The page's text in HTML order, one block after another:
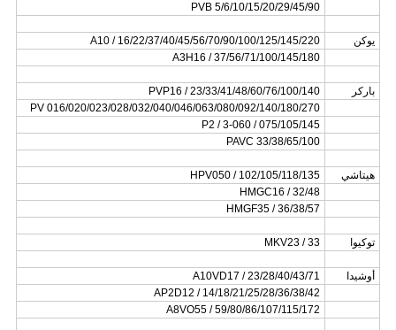
PVB 5/6/10/15/20/29/45/90
يوكن
A10 / 16/22/37/40/45/56/70/90/100/125/145/220
A3H16 / 37/56/71/100/145/180
باركر
PVP16 / 23/33/41/48/60/76/100/140
PV 016/020/023/028/032/040/046/063/080/092/140/180/270
P2 / 3-060 / 075/105/145
PAVC 33/38/65/100
هيتاشي
HPV050 / 102/105/118/135
HMGC16 / 32/48
HMGF35 / 36/38/57
توكيوا MKV23 / 33
أوشيدا
A10VD17 / 23/28/40/43/71
AP2D12 / 14/18/21/25/28/36/38/42
A8VO55 / 59/80/86/107/115/172